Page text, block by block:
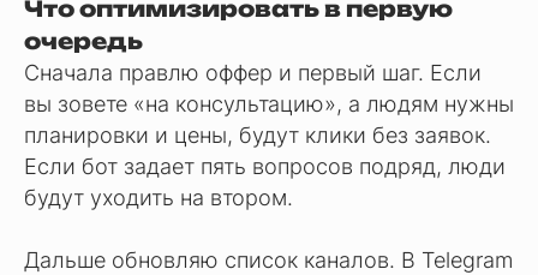
Что оптимизировать в первую
очередь
Сначала правлю оффер и первый шаг. Если
вы зовете «на консультацию», а людям нужны
планировки и цены, будут клики без заявок.
Если бот задает пять вопросов подряд, люди
будут уходить на втором.
Дальше обновляю список каналов. В Telegram